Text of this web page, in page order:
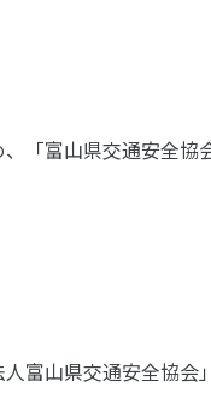
「富山県交通安全協
富山県交通安全協会